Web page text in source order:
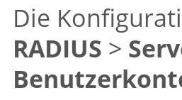
Die
RADIUS >